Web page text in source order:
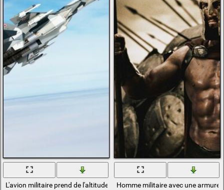
L'avion militaire prend de l'altitude Homme militaire avec une armure